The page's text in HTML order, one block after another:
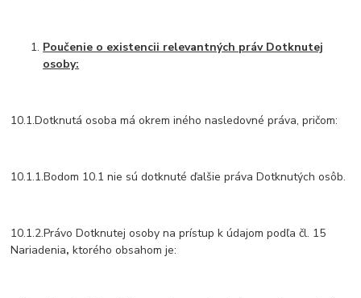
Poučenie o existencii relevantných práv Dotknutej
osoby:
10.1.Dotknutá osoba má okrem iného nasledovné práva, pričom:
10.1.1.Bodom 10.1 nie sú dotknuté ďalšie práva Dotknutých osôb.
10.1.2.Právo Dotknutej osoby na prístup k údajom podľa čl. 15
Nariadenia,ktorého obsahom je: